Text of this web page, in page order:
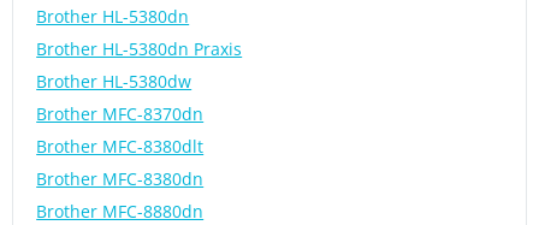
Brother HL-5380dn
Brother HL-5380dn Praxis
Brother HL-5380dw
Brother MFC-8370dn
Brother MFC-8380dlt
Brother MFC-8380dn
Brother MFC-8880dn